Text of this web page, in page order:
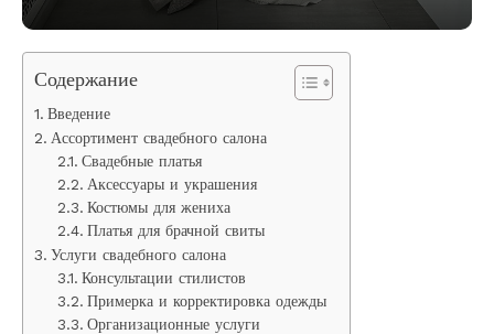
Содержание
Введение
Ассортимент свадебного салона
Свадебные платья
Аксессуары и украшения
Костюмы для жениха
Платья для брачной свиты
Услуги свадебного салона
Консультации стилистов
Примерка и корректировка одежды
Организационные услуги